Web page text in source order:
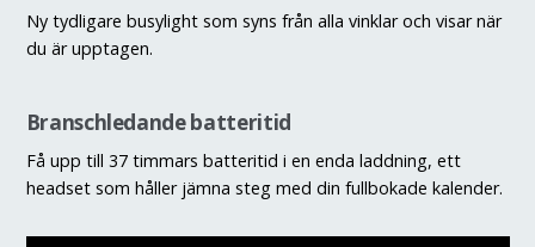
Ny tydligare busylight som syns från alla vinklar och visar när
du är upptagen.
Branschledande batteritid
Få upp till 37 timmars batteritid i en enda laddning, ett
headset som håller jämna steg med din fullbokade kalender.